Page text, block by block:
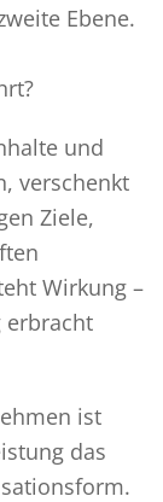
Ebene.
und
verschenkt
Ziele,
Wirkung –
erbracht
ist
das